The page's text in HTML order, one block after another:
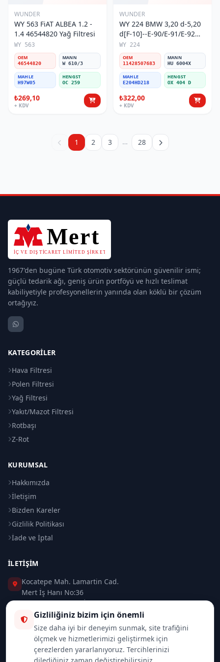
WUNDER
WY 563 FiAT ALBEA 1.2 -
1.4 46544820 Yağ Filtresi
WY 563
OEM
46544820
MANN
W 610/3
MAHLE
H97W05
HENGST
OC 259
₺269,10
+ KDV
WUNDER
WY 224 BMW 3,20 d-5,20
d[F-10]--E-90/E-91/E-92
11428507683 Yağ Filtresi
WY 224
OEM
11428507683
MANN
HU 6004X
MAHLE
E204HD218
HENGST
OX 404 D
₺322,00
+ KDV
1 2 3 … 28
1967'den bugüne Türk otomotiv sektörünün güvenilir ismi;
güçlü tedarik ağı, geniş ürün portföyü ve hızlı teslimat
kabiliyetiyle profesyonellerin yanında olan köklü bir çözüm
ortağıyız.
KATEGORILER
Hava Filtresi
Polen Filtresi
Yağ Filtresi
Yakıt/Mazot Filtresi
Rotbaşı
Z-Rot
KURUMSAL
Hakkımızda
İletişim
Bizden Kareler
Gizlilik Politikası
İade ve İptal
İLETIŞIM
Kocatepe Mah. Lamartin Cad.
Mert İş Hanı No:36
Taksim / Beyoğlu / İSTANBUL
0 (212) 235 37 83
0 (532) 418 08 46
Gizliliğiniz bizim için önemli
Size daha iyi bir deneyim sunmak, site trafiğini
ölçmek ve hizmetlerimizi geliştirmek için
çerezlerden yararlanıyoruz. Tercihlerinizi